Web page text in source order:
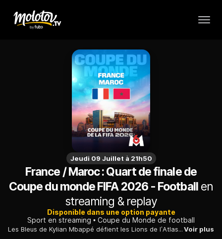
Jeudi 09 Juillet à 21h50
France / Maroc : Quart de finale de
Coupe du monde FIFA 2026 - Footballen
streaming & replay
Disponible dans une option payante
Sport en streaming
Coupe du Monde de football
Les Bleus de Kylian Mbappé défient les Lions de l’Atlas d'Achraf Hakimi ! C'est sur la pelouse survoltée du Boston Stadium que va se jouer cette affiche explosive qui fait vibrer toute la planète football pour ce match au sommet. Ce duel aura d'ailleurs un parfum unique de retrouvailles légendaires : les deux anciens coéquipiers et amis vont se livrer un face-à-face électrique sur le terrain, une véritable finale avant l'heure ! Après un match très physique contre le Paraguay (1-0), l’Équipe de France a réussi à décrocher son billet. Mais la marche suivante s'annonce monumentale face au Maroc, auteur d'un parcours tout simplement exceptionnel dans cette compétition après avoir balayé le Canada (3-0). Les hommes de Didier Deschamps parviendront-ils à briser une nouvelle fois le rêve marocain, ou assisterons-nous à un exploit historique ? Quelle équipe fera chavirer ses supporters pour une place dans le dernier carré ? Regardez France - Maroc en direct streaming et replay directement sur Molotov.Voir plus